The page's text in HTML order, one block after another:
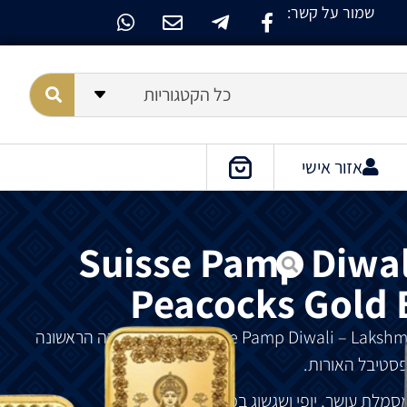
שמור על קשר:
כל הקטגוריות
אזור אישי
Suisse Pamp
Peacocks Gold
הואהמהדורה הראשונה
האורות.
עושר, יופי ושגשוגבמהלךהדיוואלי.